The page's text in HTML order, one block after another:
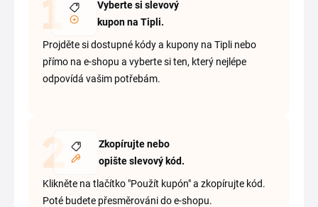
Vyberte si slevový
kupon na Tipli.
Projděte si dostupné kódy a kupony na Tipli nebo
přímo na e-shopu a vyberte si ten, který nejlépe
odpovídá vašim potřebám.
Zkopírujte nebo
opište slevový kód.
Klikněte na tlačítko "Použít kupón" a zkopírujte kód.
Poté budete přesměrováni do e-shopu.